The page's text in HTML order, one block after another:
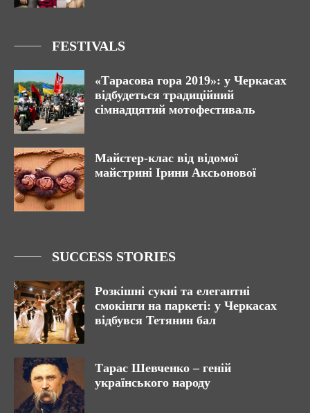
FESTIVALS
«Тарасова гора 2019»: у Черкасах
відбудеться традиційний
сімнадцятий мотофестиваль
Майстер-клас від відомої
майстрині Ірини Аксьонової
SUCCESS STORIES
Розкішні сукні та елегантні
смокінги на паркеті: у Черкасах
відбувся Тетянин бал
Тарас Шевченко – геній
українського народу